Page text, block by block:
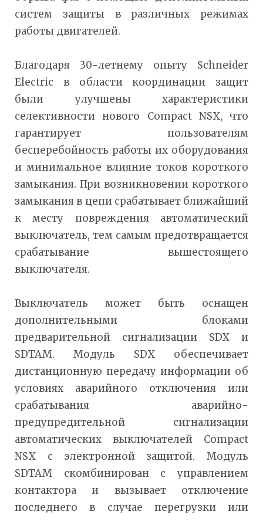
систем защиты в различных режимах
работы двигателей.
Благодаря 30-летнему опыту Schneider
Electric в области координации защит
были улучшены характеристики
селективности нового Compact NSX, что
гарантирует пользователям
бесперебойность работы их оборудования
и минимальное влияние токов короткого
замыкания. При возникновении короткого
замыкания в цепи срабатывает ближайший
к месту повреждения автоматический
выключатель, тем самым предотвращается
срабатывание вышестоящего
выключателя.
Выключатель может быть оснащен
дополнительными блоками
предварительной сигнализации SDX и
SDTAM. Модуль SDХ обеспечивает
дистанционную передачу информации об
условиях аварийного отключения или
срабатывания аварийно-
предупредительной сигнализации
автоматических выключателей Compact
NSX с электронной защитой. Модуль
SDTAM скомбинирован с управлением
контактора и вызывает отключение
последнего в случае перегрузки или